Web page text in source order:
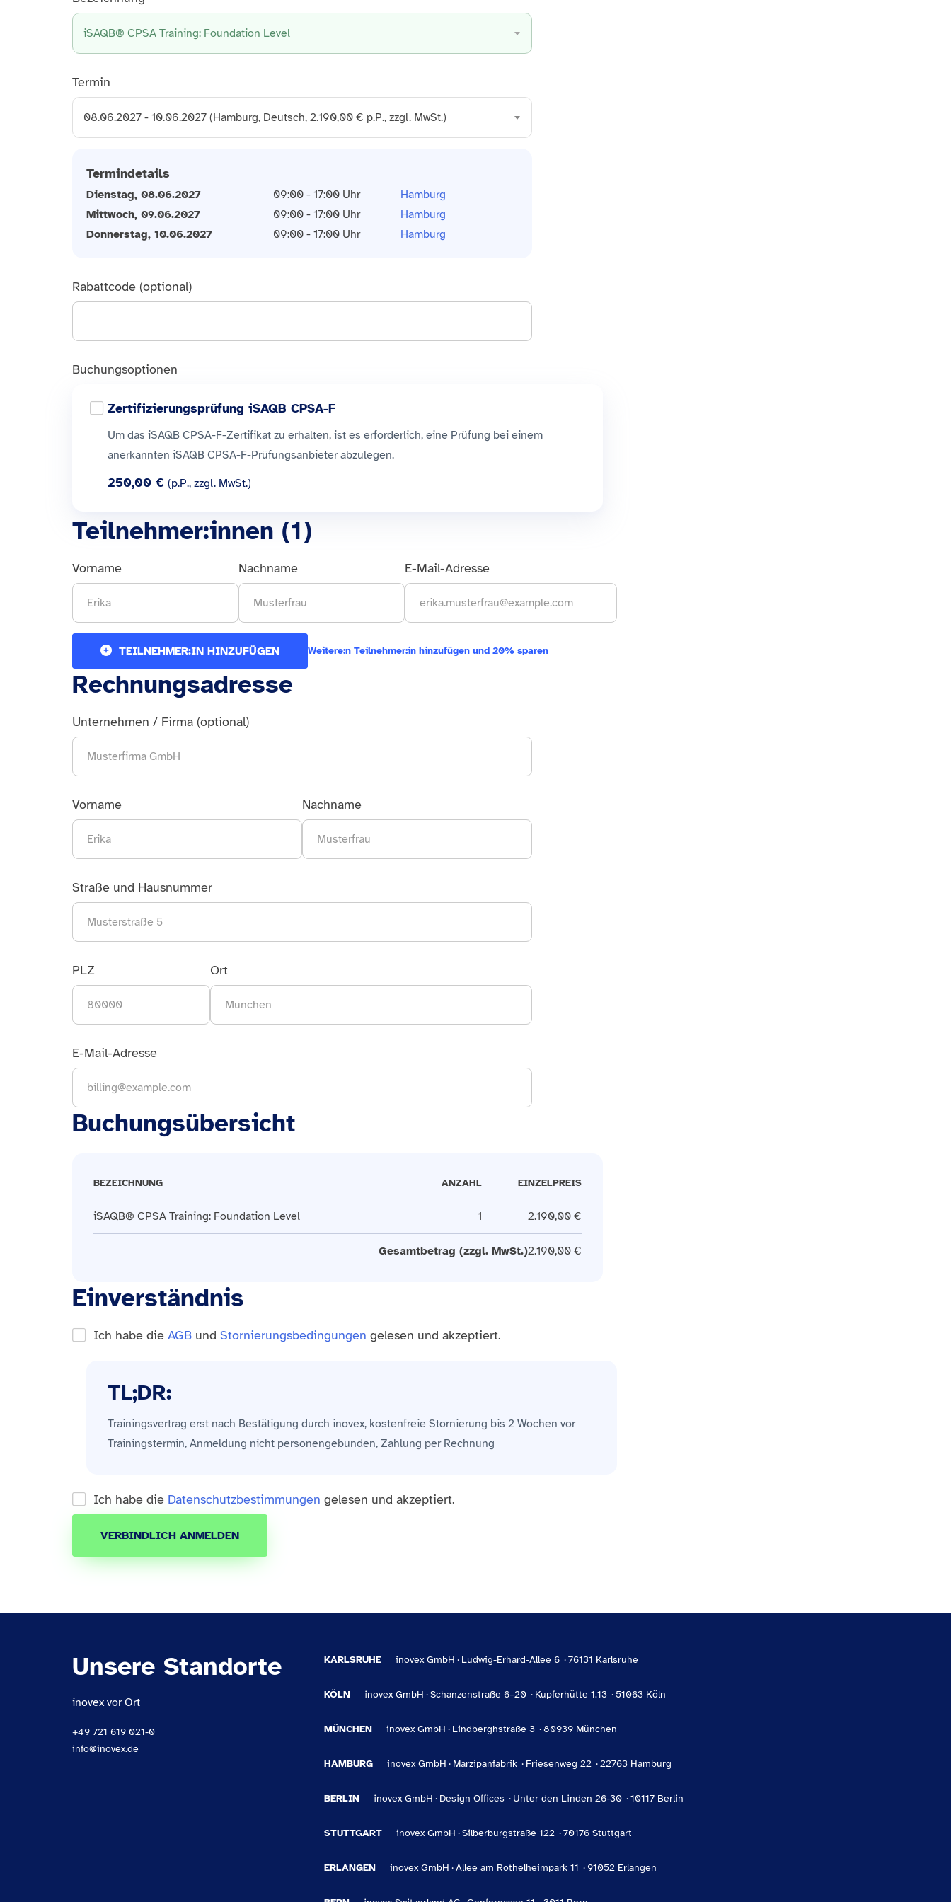
iSAQB® CPSA Training: Foundation Level
Termin
08.06.2027 - 10.06.2027 (Hamburg, Deutsch, 2.190,00 € p.P., zzgl. MwSt.)
Termindetails
Dienstag, 08.06.2027 09:00 - 17:00 Uhr
Hamburg
Mittwoch, 09.06.2027
09:00 - 17:00 Uhr
Hamburg
Donnerstag, 10.06.2027
09:00 - 17:00 Uhr Hamburg
Rabattcode (optional)
Buchungsoptionen
Zertifizierungsprüfung iSAQB CPSA-F
Um das iSAQB CPSA-F-Zertifikat zu erhalten, ist es erforderlich, eine Prüfung bei einem
anerkannten iSAQB CPSA-F-Prüfungsanbieter abzulegen.
250,00 € (p.P., zzgl. MwSt.)
Teilnehmer:innen (1)
Vorname Nachname E-Mail-Adresse
TEILNEHMER:IN HINZUFÜGEN Weitere:n Teilnehmer:in hinzufügen und 20% sparen
Rechnungsadresse
Unternehmen / Firma (optional)
Vorname Nachname
Straße und Hausnummer
PLZ Ort
E-Mail-Adresse
Buchungsübersicht
BEZEICHNUNG ANZAHL EINZELPREIS
iSAQB® CPSA Training: Foundation Level 1 2.190,00 €
Gesamtbetrag (zzgl. MwSt.)2.190,00 €
Einverständnis
Ich habe die AGB und Stornierungsbedingungen gelesen und akzeptiert.
TL;DR:
Trainingsvertrag erst nach Bestätigung durch inovex, kostenfreie Stornierung bis 2 Wochen vor
Trainingstermin, Anmeldung nicht personengebunden, Zahlung per Rechnung
Ich habe die Datenschutzbestimmungen gelesen und akzeptiert.
VERBINDLICH ANMELDEN
Unsere Standorte
inovex vor Ort
+49 721 619 021-0
info@inovex.de
KARLSRUHE inovex GmbH Ludwig-Erhard-Allee 6 76131 Karlsruhe
KÖLN inovex GmbH Schanzenstraße 6–20 Kupferhütte 1.13 51063 Köln
MÜNCHEN inovex GmbH Lindberghstraße 3 80939 München
HAMBURG inovex GmbH Marzipanfabrik Friesenweg 22 22763 Hamburg
BERLIN inovex GmbH Design Offices Unter den Linden 26-30 10117 Berlin
STUTTGART inovex GmbH Silberburgstraße 122 70176 Stuttgart
ERLANGEN inovex GmbH Allee am Röthelheimpark 11 91052 Erlangen